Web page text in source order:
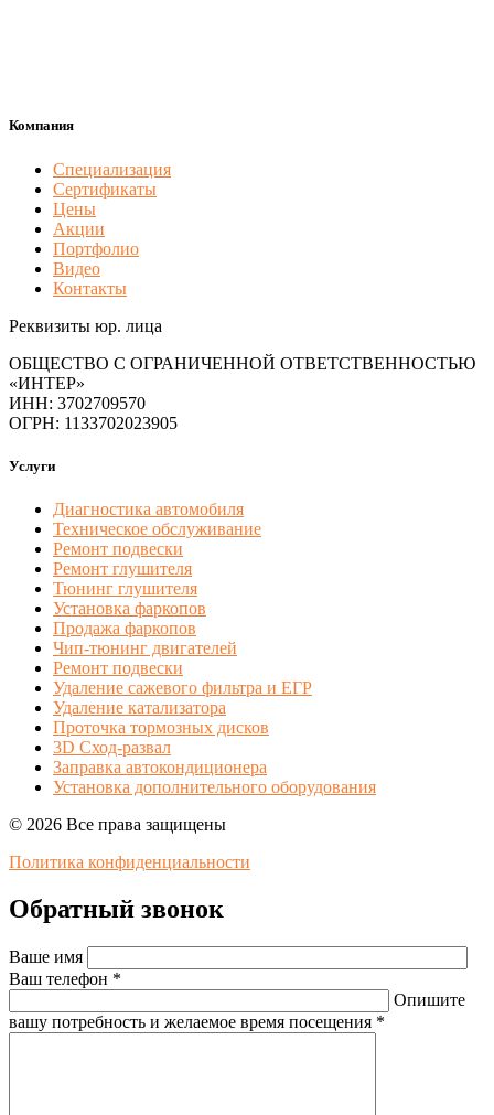
Компания
Специализация
Сертификаты
Цены
Акции
Портфолио
Видео
Контакты
Реквизиты юр. лица
ОБЩЕСТВО С ОГРАНИЧЕННОЙ ОТВЕТСТВЕННОСТЬЮ
«ИНТЕР»
ИНН: 3702709570
ОГРН: 1133702023905
Услуги
Диагностика автомобиля
Техническое обслуживание
Ремонт подвески
Ремонт глушителя
Тюнинг глушителя
Установка фаркопов
Продажа фаркопов
Чип-тюнинг двигателей
Ремонт подвески
Удаление сажевого фильтра и ЕГР
Удаление катализатора
Проточка тормозных дисков
3D Сход-развал
Заправка автокондиционера
Установка дополнительного оборудования
© 2026 Все права защищены
Политика конфиденциальности
Обратный звонок
Ваше имя
Ваш телефон *
Опишите
вашу потребность и желаемое время посещения *